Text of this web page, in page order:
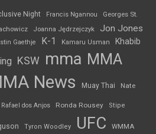
Night Francis Ngannou
Georges St.
Joanna Jędrzejczyk Jon Jones
Gaethje K-1 Kamaru Usman Khabib
KSW mma MMA
News Muay Thai Nate
Rafael dos Anjos Ronda Rousey Stipe
Tyron Woodley UFC WMMA